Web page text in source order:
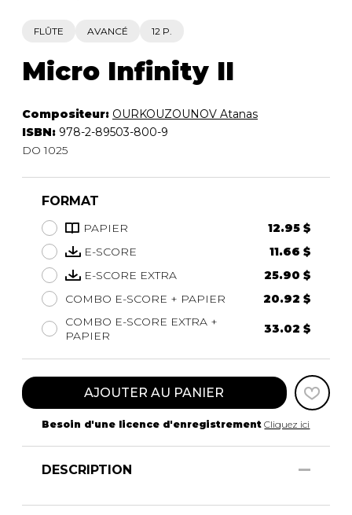
FLÛTE AVANCÉ 12 P.
Micro Infinity II
Compositeur: OURKOUZOUNOV Atanas
ISBN: 978-2-89503-800-9
DO 1025
FORMAT
PAPIER
12.95 $
E-SCORE
11.66 $
E-SCORE EXTRA
25.90 $
COMBO E-SCORE + PAPIER
20.92 $
COMBO E-SCORE EXTRA +
PAPIER
33.02 $
AJOUTER AU PANIER
Besoin d'une licence d'enregistrement Cliquez ici
DESCRIPTION